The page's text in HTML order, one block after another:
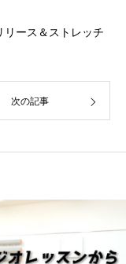
リース＆ストレッチ
次の記事